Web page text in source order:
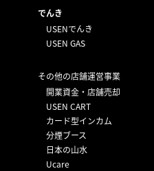
でんき
USENでんき
USEN GAS
その他の店舗運営事業
開業資金・店舗売却
USEN CART
カード型インカム
分煙ブース
日本の山水
Ucare